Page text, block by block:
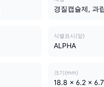
경질캡슐제, 과
식별표시(앞)
ALPHA
크기(mm)
18.8 x 6.2 x 6.7